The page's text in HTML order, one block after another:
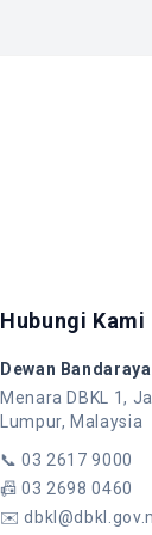
Hubungi Kami
Dewan
Menara DBKL 1,
Lumpur, Malaysia
📞03 2617 9000
📠03 2698 0460
✉️